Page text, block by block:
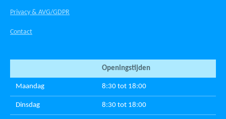
Privacy & AVG/GDPR
Contact
Openingstijden
Maandag 8:30 tot 18:00
Dinsdag 8:30 tot 18:00